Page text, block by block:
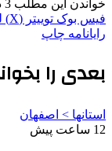
خواندن این مطلب 3 دقیقه زمان میبرد
فیس بوک توییتر (X)
رایانامه چاپ
بعدی را
استانها > اصفهان
12 ساعت پیش